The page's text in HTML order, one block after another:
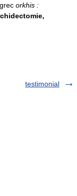
orkhis :
testimonial